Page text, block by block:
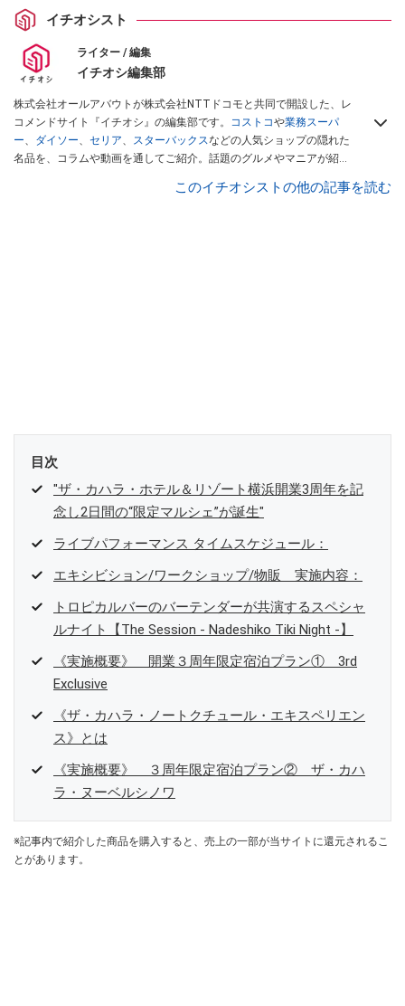
イチオシスト
ライター / 編集
イチオシ編集部
株式会社オールアバウトが株式会社NTTドコモと共同で開設した、レ
コメンドサイト『イチオシ』の編集部です。 コストコや業務スーパ
ー、 ダイソー、 セリア、 スターバックスなどの人気ショップの隠れた
名品を、コラムや動画を通してご紹介。話題のグルメやマニアが紹介
インフルエンサーが実際に使用してレビューしています。毎日トレン
このイチオシストの他の記事を読む
目次
"ザ・カハラ・ホテル＆リゾート横浜開業3周年を記
念し2日間の“限定マルシェ”が誕生"
ライブパフォーマンス タイムスケジュール：
エキシビション/ワークショップ/物販 実施内容：
トロピカルバーのバーテンダーが共演するスペシャ
ルナイト【The Session - Nadeshiko Tiki Night -】
《実施概要》 開業３周年限定宿泊プラン① 3rd
Exclusive
《ザ・カハラ・ノートクチュール・エキスペリエン
ス》とは
《実施概要》 ３周年限定宿泊プラン② ザ・カハ
ラ・ヌーベルシノワ
※記事内で紹介した商品を購入すると、売上の一部が当サイトに還元されるこ
とがあります。